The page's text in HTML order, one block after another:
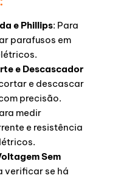
e Phillips: Para
parafusos em
e Descascador
e descascar
precisão.
medir
e resistência
Sem
verificar se há